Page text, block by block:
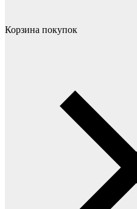
Корзина покупок